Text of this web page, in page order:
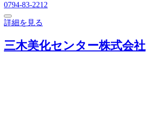
0794-83-2212
詳細を見る
三木美化センター株式会社